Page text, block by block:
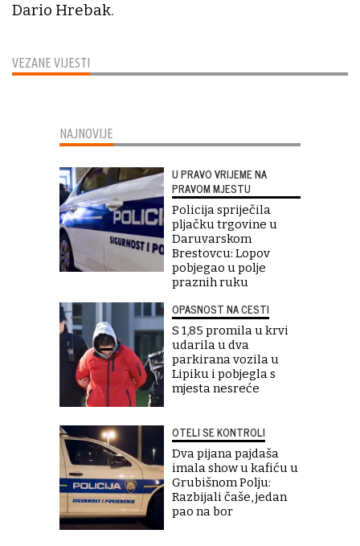
VEZANE VIJESTI
Dario Hrebak.
NAJNOVIJE
U PRAVO VRIJEME NA
PRAVOM MJESTU
Policija spriječila
pljačku trgovine u
Daruvarskom
Brestovcu: Lopov
pobjegao u polje
praznih ruku
OPASNOST NA CESTI
S 1,85 promila u krvi
udarila u dva
parkirana vozila u
Lipiku i pobjegla s
mjesta nesreće
OTELI SE KONTROLI
Dva pijana pajdaša
imala show u kafiću u
Grubišnom Polju:
Razbijali čaše, jedan
pao na bor